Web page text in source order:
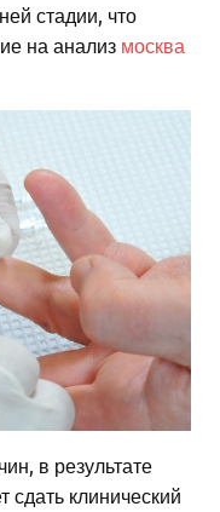
стадии, что
на анализ москва
в результате
сдать клинический